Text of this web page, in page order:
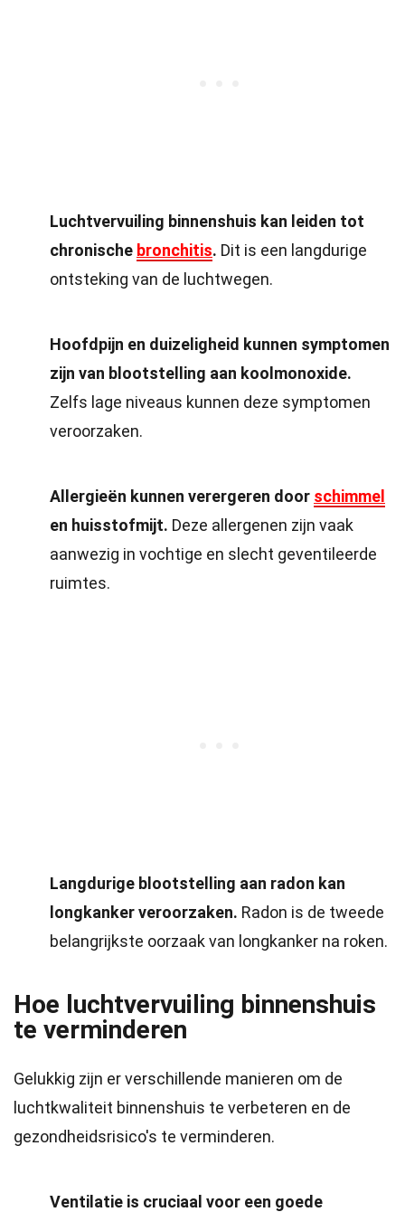
Luchtvervuiling binnenshuis kan leiden tot
chronische bronchitis. Dit is een langdurige
ontsteking van de luchtwegen.
Hoofdpijn en duizeligheid kunnen symptomen
zijn van blootstelling aan koolmonoxide.
Zelfs lage niveaus kunnen deze symptomen
veroorzaken.
Allergieën kunnen verergeren door schimmel
en huisstofmijt. Deze allergenen zijn vaak
aanwezig in vochtige en slecht geventileerde
ruimtes.
Langdurige blootstelling aan radon kan
longkanker veroorzaken. Radon is de tweede
belangrijkste oorzaak van longkanker na roken.
Hoe luchtvervuiling binnenshuis
te verminderen
Gelukkig zijn er verschillende manieren om de
luchtkwaliteit binnenshuis te verbeteren en de
gezondheidsrisico's te verminderen.
Ventilatie is cruciaal voor een goede